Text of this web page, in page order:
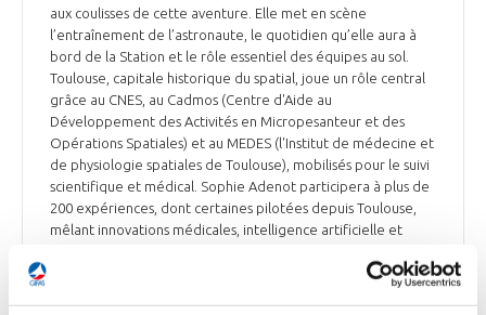
aux coulisses de cette aventure. Elle met en scène
l’entraînement de l’astronaute, le quotidien qu’elle aura à
bord de la Station et le rôle essentiel des équipes au sol.
Toulouse, capitale historique du spatial, joue un rôle central
grâce au CNES, au Cadmos (Centre d'Aide au
Développement des Activités en Micropesanteur et des
Opérations Spatiales) et au MEDES (l'Institut de médecine et
de physiologie spatiales de Toulouse), mobilisés pour le suivi
scientifique et médical. Sophie Adenot participera à plus de
200 expériences, dont certaines pilotées depuis Toulouse,
mêlant innovations médicales, intelligence artificielle et
valorise les entreprises locales impliquées, telle que la PME